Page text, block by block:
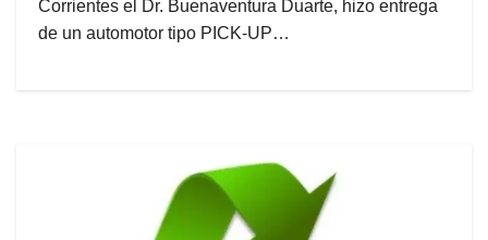
Corrientes el Dr. Buenaventura Duarte, hizo entrega
de un automotor tipo PICK-UP…